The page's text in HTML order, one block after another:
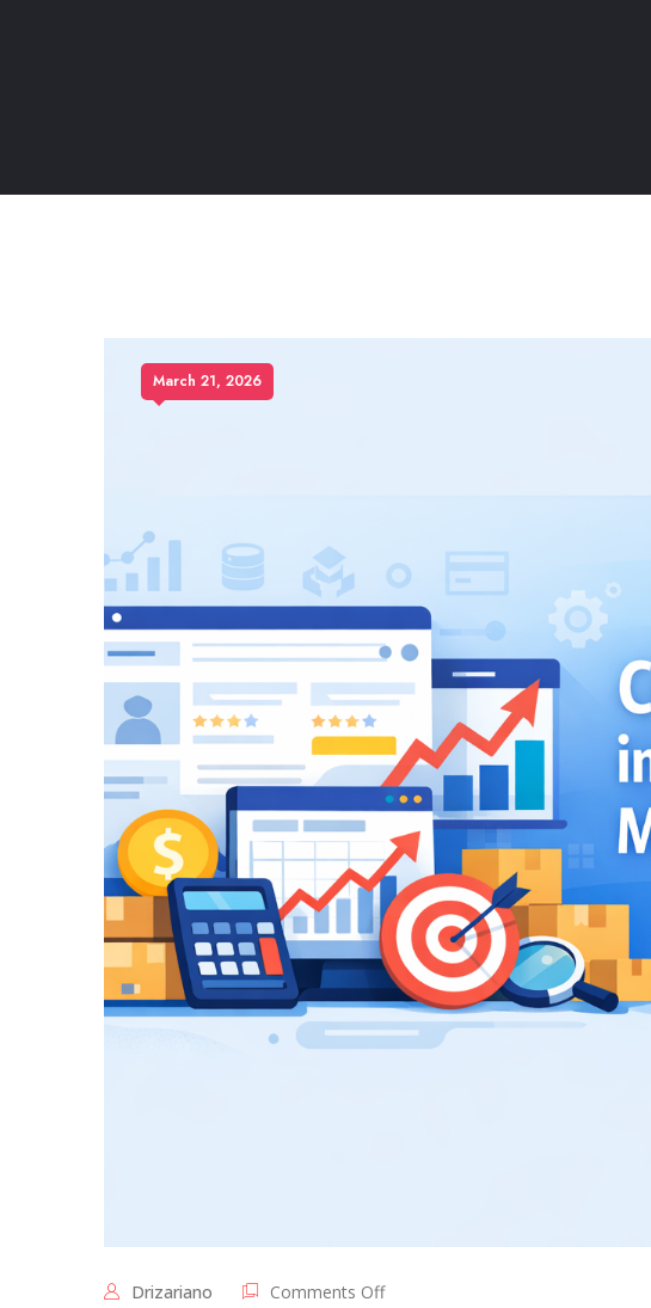
March 21, 2026
Drizariano Comments Offon